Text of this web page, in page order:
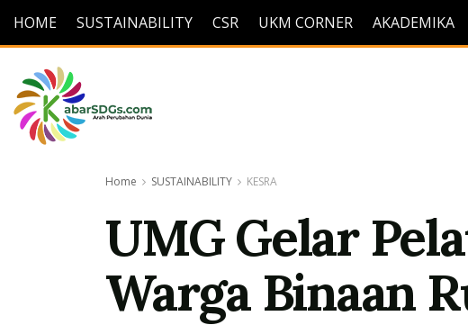
HOME SUSTAINABILITY CSR UKM CORNER AKADEMIKA
Home SUSTAINABILITY KESRA
UMG Gelar
Warga Binaan